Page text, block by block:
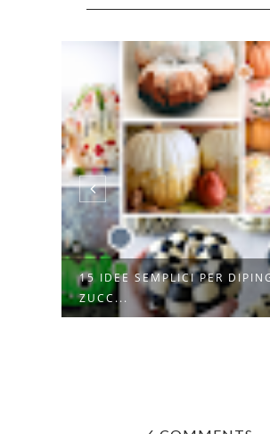
15 IDEE SEMPLICI PER
ZUCC...